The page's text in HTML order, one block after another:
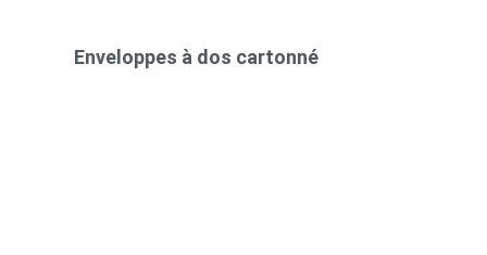
Enveloppes à dos cartonné